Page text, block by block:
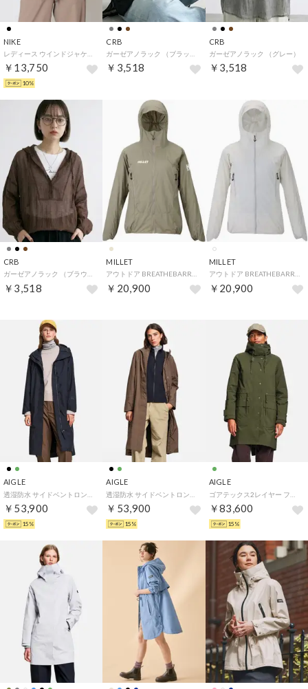
NIKE
￥13,750
10%
CRB
￥3,518
CRB
ガーゼアノラック （グレー）
￥3,518
CRB
￥3,518
MILLET
￥20,900
MILLET
￥20,900
AIGLE
￥53,900
15%
AIGLE
￥53,900
15%
AIGLE
￥83,600
15%